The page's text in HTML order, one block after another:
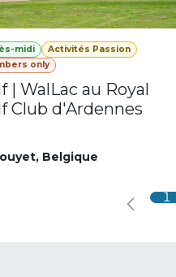
midi
Activités Passion
only
| WalLac au Royal
Club d'Ardennes
, Belgique
1